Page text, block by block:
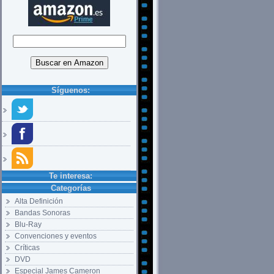
Síguenos:
Te interesa:
Categorías
Alta Definición
Bandas Sonoras
Blu-Ray
Convenciones y eventos
Críticas
DVD
Especial James Cameron